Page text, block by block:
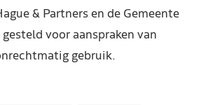
& Partners en de Gemeente
voor aanspraken van
gebruik.